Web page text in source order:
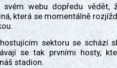
webu dopředu vědět,
která se momentálně
sektoru se schází
se tak prvními hosty,
stadion.